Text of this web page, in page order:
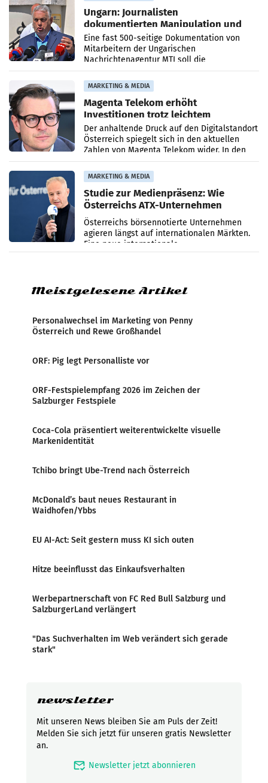
Ungarn: Journalisten
dokumentierten Manipulation und
Zensur
Eine fast 500-seitige Dokumentation von
Mitarbeitern der Ungarischen
Nachrichtenagentur MTI soll die
systematische Nachrichten-Manipulation und
Zensur bei der Agentur während der Zeit
MARKETING & MEDIA
Magenta Telekom erhöht
Investitionen trotz leichtem
Umsatzrückgang
Der anhaltende Druck auf den Digitalstandort
Österreich spiegelt sich in den aktuellen
Zahlen von Magenta Telekom wider. In den
ersten sechs Monaten des laufenden Jahres
verzeichnete
MARKETING & MEDIA
Studie zur Medienpräsenz: Wie
Österreichs ATX-Unternehmen
international wahrgenommen
werden
Österreichs börsennotierte Unternehmen
agieren längst auf internationalen Märkten.
Eine neue internationale
Medienresonanzanalyse untersucht die
Meistgelesene Artikel
Personalwechsel im Marketing von Penny
Österreich und Rewe Großhandel
ORF: Pig legt Personalliste vor
ORF-Festspielempfang 2026 im Zeichen der
Salzburger Festspiele
Coca-Cola präsentiert weiterentwickelte visuelle
Markenidentität
Tchibo bringt Ube-Trend nach Österreich
McDonald’s baut neues Restaurant in
Waidhofen/Ybbs
EU AI-Act: Seit gestern muss KI sich outen
Hitze beeinflusst das Einkaufsverhalten
Werbepartnerschaft von FC Red Bull Salzburg und
SalzburgerLand verlängert
"Das Suchverhalten im Web verändert sich gerade
stark"
newsletter
Mit unseren News bleiben Sie am Puls der Zeit!
Melden Sie sich jetzt für unseren gratis Newsletter
an.
mark_email_read Newsletter jetzt abonnieren